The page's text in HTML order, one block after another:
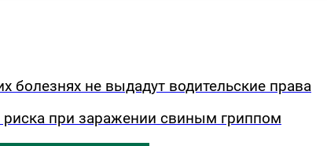
болезнях не выдадут водительские права
риска при заражении свиным гриппом